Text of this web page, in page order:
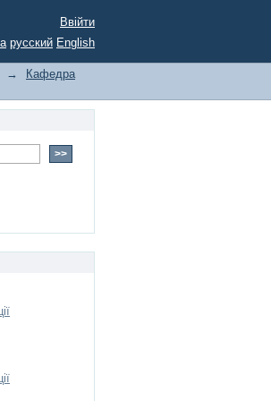
Ввійти
русский English
→
Кафедра